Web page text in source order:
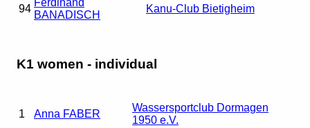
94
BANADISCH
Kanu-Club Bietigheim
K1 women - individual
1 Anna FABER
Wassersportclub Dormagen
1950 e.V.